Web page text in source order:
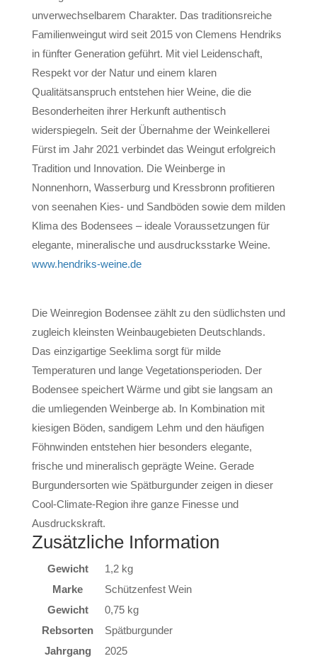
unverwechselbarem Charakter. Das traditionsreiche
Familienweingut wird seit 2015 von Clemens Hendriks
in fünfter Generation geführt. Mit viel Leidenschaft,
Respekt vor der Natur und einem klaren
Qualitätsanspruch entstehen hier Weine, die die
Besonderheiten ihrer Herkunft authentisch
widerspiegeln. Seit der Übernahme der Weinkellerei
Fürst im Jahr 2021 verbindet das Weingut erfolgreich
Tradition und Innovation. Die Weinberge in
Nonnenhorn, Wasserburg und Kressbronn profitieren
von seenahen Kies- und Sandböden sowie dem milden
Klima des Bodensees – ideale Voraussetzungen für
elegante, mineralische und ausdrucksstarke Weine.
www.hendriks-weine.de
Die Weinregion Bodenseezählt zu den südlichsten und
zugleich kleinsten Weinbaugebieten Deutschlands.
Das einzigartige Seeklima sorgt für milde
Temperaturen und lange Vegetationsperioden. Der
Bodensee speichert Wärme und gibt sie langsam an
die umliegenden Weinberge ab. In Kombination mit
kiesigen Böden, sandigem Lehm und den häufigen
Föhnwinden entstehen hier besonders elegante,
frische und mineralisch geprägte Weine. Gerade
Burgundersorten wie Spätburgunder zeigen in dieser
Cool-Climate-Region ihre ganze Finesse und
Ausdruckskraft.
Zusätzliche Information
Gewicht
1,2 kg
Marke
Schützenfest Wein
Gewicht
0,75 kg
Rebsorten
Spätburgunder
Jahrgang
2025